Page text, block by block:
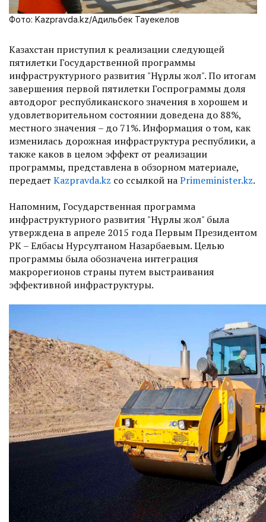
Фото: Kazpravda.kz/Адильбек Тауекелов
Казахстан приступил к реализации следующей
пятилетки Государственной программы
инфраструктурного развития "Нұрлы жол". По итогам
завершения первой пятилетки Госпрограммы доля
автодорог республиканского значения в хорошем и
удовлетворительном состоянии доведена до 88%,
местного значения – до 71%. Информация о том, как
изменилась дорожная инфраструктура республики, а
также каков в целом эффект от реализации
программы, представлена в обзорном материале,
передает Kazpravda.kz со ссылкой наPrimeminister.kz.
Напомним, Государственная программа
инфраструктурного развития "Нұрлы жол" была
утверждена в апреле 2015 года Первым Президентом
РК – Елбасы Нурсултаном Назарбаевым. Целью
программы была обозначена интеграция
макрорегионов страны путем выстраивания
эффективной инфраструктуры.